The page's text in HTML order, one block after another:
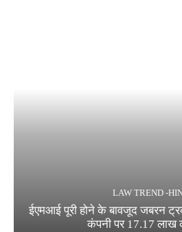
LAW TREND -
ईएमआई पूरी होने के बावजूद जबरन
कंपनी पर 17.17 लाख